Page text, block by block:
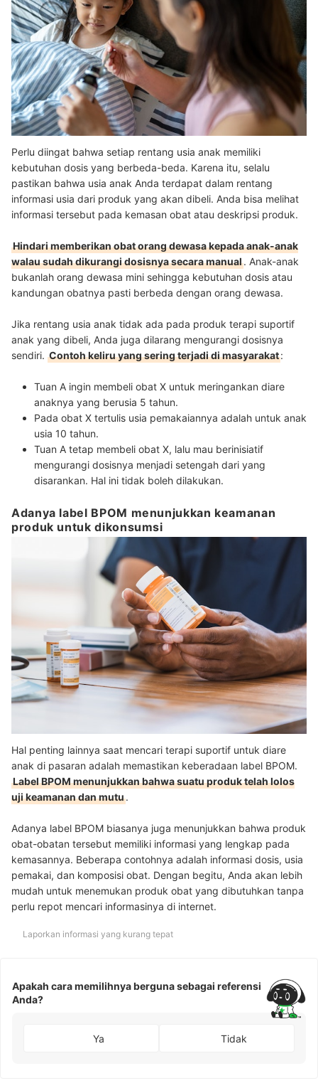
Perlu diingat bahwa setiap rentang usia anak memiliki
kebutuhan dosis yang berbeda-beda. Karena itu, selalu
pastikan bahwa usia anak Anda terdapat dalam rentang
informasi usia dari produk yang akan dibeli. Anda bisa melihat
informasi tersebut pada kemasan obat atau deskripsi produk.
Hindari memberikan obat orang dewasa kepada anak-anak
walau sudah dikurangi dosisnya secara manual. Anak-anak
bukanlah orang dewasa mini sehingga kebutuhan dosis atau
kandungan obatnya pasti berbeda dengan orang dewasa.
Jika rentang usia anak tidak ada pada produk terapi suportif
anak yang dibeli, Anda juga dilarang mengurangi dosisnya
sendiri. Contoh keliru yang sering terjadi di masyarakat:
Tuan A ingin membeli obat X untuk meringankan diare
anaknya yang berusia 5 tahun.
Pada obat X tertulis usia pemakaiannya adalah untuk anak
usia 10 tahun.
Tuan A tetap membeli obat X, lalu mau berinisiatif
mengurangi dosisnya menjadi setengah dari yang
disarankan. Hal ini tidak boleh dilakukan.
Adanya label BPOM menunjukkan keamanan
produk untuk dikonsumsi
Hal penting lainnya saat mencari terapi suportif untuk diare
anak di pasaran adalah memastikan keberadaan label BPOM.
Label BPOM menunjukkan bahwa suatu produk telah lolos
uji keamanan dan mutu.
Adanya label BPOM biasanya juga menunjukkan bahwa produk
obat-obatan tersebut memiliki informasi yang lengkap pada
kemasannya. Beberapa contohnya adalah informasi dosis, usia
pemakai, dan komposisi obat. Dengan begitu, Anda akan lebih
mudah untuk menemukan produk obat yang dibutuhkan tanpa
perlu repot mencari informasinya di internet.
Laporkan informasi yang kurang tepat
Apakah cara memilihnya berguna sebagai referensi
Anda?
Ya Tidak